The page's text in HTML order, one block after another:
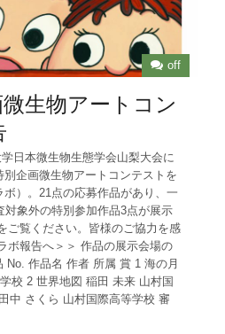
off
生物アートコン
日本微生物生態学会山梨大会に
企画微生物アートコンテストを
）。21点の応募作品があり、一
対象外の特別参加作品3点が展示
ご覧ください。皆様のご協力を感
ボ報告へ＞＞ 作品の展示会場の
作品名 作者 所属 賞 1 海の月
校 2 世界地図 稲田 未来 山村国
中 さくら 山村国際高等学校 審